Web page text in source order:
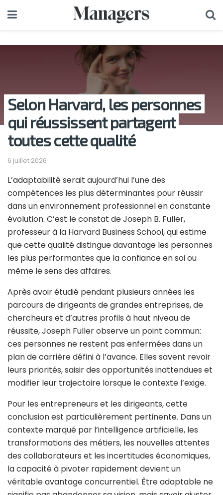
Selon Harvard, les personnes
qui réussissent partagent
toutes cette qualité
6 juillet 2026
L’adaptabilité serait aujourd’hui l’une des
compétences les plus déterminantes pour réussir
dans un environnement professionnel en constante
évolution. C’est le constat de Joseph B. Fuller,
professeur à la Harvard Business School, qui estime
que cette qualité distingue davantage les personnes
les plus performantes que la confiance en soi ou
même le sens des affaires.
Après avoir étudié pendant plusieurs années les
parcours de dirigeants de grandes entreprises, de
chercheurs et d’autres profils à haut niveau de
réussite, Joseph Fuller observe un point commun:
ces personnes ne restent pas enfermées dans un
plan de carrière défini à l’avance. Elles savent revoir
leurs priorités, saisir des opportunités inattendues et
modifier leur trajectoire lorsque le contexte l’exige.
Pour les entrepreneurs et les dirigeants, cette
conclusion est particulièrement pertinente. Dans un
contexte marqué par l’intelligence artificielle, les
transformations des métiers, les nouvelles attentes
des collaborateurs et les incertitudes économiques,
la capacité à pivoter rapidement devient un
véritable avantage concurrentiel. Être adaptable ne